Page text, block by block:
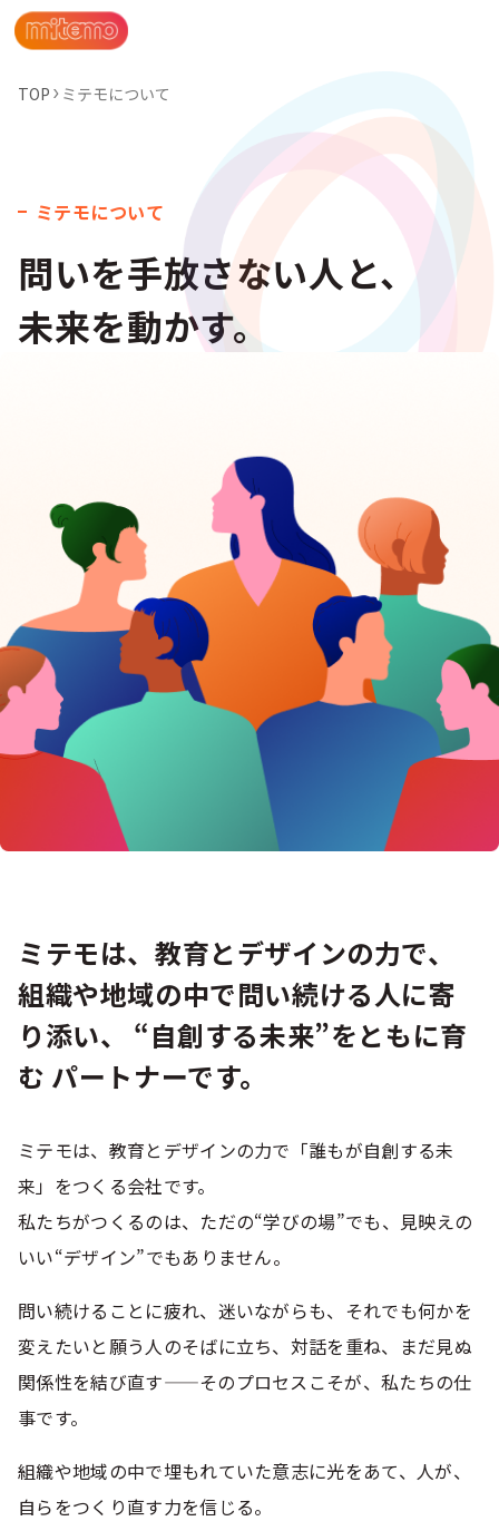
プライバシーポリシー
TOP ミテモについて
ミテモについて
問いを手放さない人と、
未来を動かす。
ミテモは、教育とデザインの力で、
組織や地域の中で問い続ける人に寄
り添い、
“自創する未来”をともに育
む パートナーです。
ミテモは、教育とデザインの力で「誰もが自創する未
来」をつくる会社です。
私たちがつくるのは、ただの“学びの場”でも、見映えの
いい“デザイン”でもありません。
問い続けることに疲れ、迷いながらも、それでも何かを
変えたいと願う人のそばに立ち、 対話を重ね、まだ見ぬ
関係性を結び直す——そのプロセスこそが、私たちの仕
事です。
組織や地域の中で埋もれていた意志に光をあて、人が、
自らをつくり直す力を信じる。